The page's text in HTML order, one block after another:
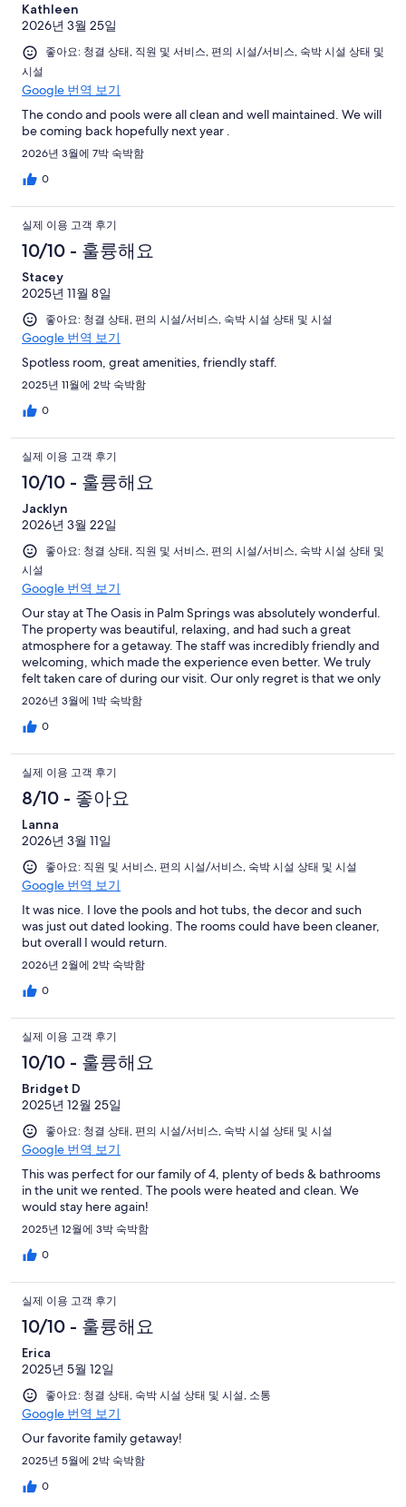
Kathleen
2026년 3월 25일
좋아요: 청결 상태, 직원 및 서비스, 편의 시설/서비스, 숙박 시설 상태 및
시설
Google 번역 보기
The condo and pools were all clean and well maintained. We will
be coming back hopefully next year .
2026년 3월에 7박 숙박함
0
실제 이용 고객 후기
10/10 - 훌륭해요
Stacey
2025년 11월 8일
좋아요: 청결 상태, 편의 시설/서비스, 숙박 시설 상태 및 시설
Google 번역 보기
Spotless room, great amenities, friendly staff.
2025년 11월에 2박 숙박함
0
실제 이용 고객 후기
10/10 - 훌륭해요
Jacklyn
2026년 3월 22일
좋아요: 청결 상태, 직원 및 서비스, 편의 시설/서비스, 숙박 시설 상태 및
시설
Google 번역 보기
Our stay at The Oasis in Palm Springs was absolutely wonderful.
The property was beautiful, relaxing, and had such a great
atmosphere for a getaway. The staff was incredibly friendly and
welcoming, which made the experience even better. We truly
felt taken care of during our visit. Our only regret is that we only
stayed one day—we definitely wish we could have stayed
longer! We would love to come back and enjoy more time there
in the future.
2026년 3월에 1박 숙박함
0
실제 이용 고객 후기
8/10 - 좋아요
Lanna
2026년 3월 11일
좋아요: 직원 및 서비스, 편의 시설/서비스, 숙박 시설 상태 및 시설
Google 번역 보기
It was nice. I love the pools and hot tubs, the decor and such
was just out dated looking. The rooms could have been cleaner,
but overall I would return.
2026년 2월에 2박 숙박함
0
실제 이용 고객 후기
10/10 - 훌륭해요
Bridget D
2025년 12월 25일
좋아요: 청결 상태, 편의 시설/서비스, 숙박 시설 상태 및 시설
Google 번역 보기
This was perfect for our family of 4, plenty of beds & bathrooms
in the unit we rented. The pools were heated and clean. We
would stay here again!
2025년 12월에 3박 숙박함
0
실제 이용 고객 후기
10/10 - 훌륭해요
Erica
2025년 5월 12일
좋아요: 청결 상태, 숙박 시설 상태 및 시설, 소통
Google 번역 보기
Our favorite family getaway!
2025년 5월에 2박 숙박함
0